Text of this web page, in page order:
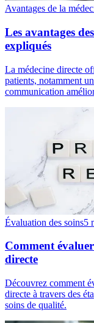
Avantages de la
Les avantages
expliqués
La médecine directe
patients, notamment
communication
Évaluation des soins5
Comment
directe
Découvrez comment
directe à travers des
soins de qualité.